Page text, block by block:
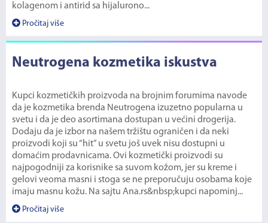
kolagenom i antirid sa hijalurono...
Pročitaj više
Neutrogena kozmetika iskustva
Kupci kozmetičkih proizvoda na brojnim forumima navode
da je kozmetika brenda Neutrogena izuzetno popularna u
svetu i da je deo asortimana dostupan u većini drogerija.
Dodaju da je izbor na našem tržištu ograničen i da neki
proizvodi koji su “hit” u svetu još uvek nisu dostupni u
domaćim prodavnicama. Ovi kozmetički proizvodi su
najpogodniji za korisnike sa suvom kožom, jer su kreme i
gelovi veoma masni i stoga se ne preporučuju osobama koje
imaju masnu kožu. Na sajtu Ana.rs&nbsp;kupci napominj...
Pročitaj više